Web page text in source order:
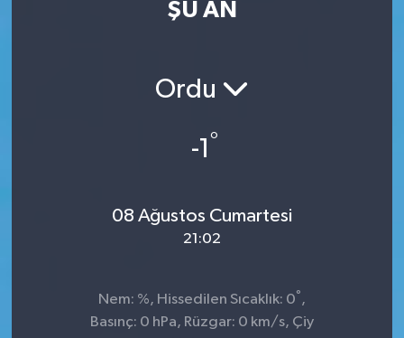
ŞU AN
Ordu
-1°
08 Ağustos Cumartesi
21:02
Nem: %, Hissedilen Sıcaklık: 0°,
Basınç: 0 hPa, Rüzgar: 0 km/s, Çiy